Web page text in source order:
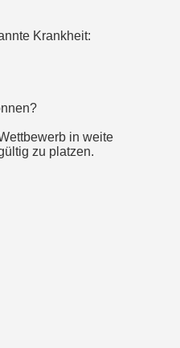
Krankheit:
in weite
zu platzen.